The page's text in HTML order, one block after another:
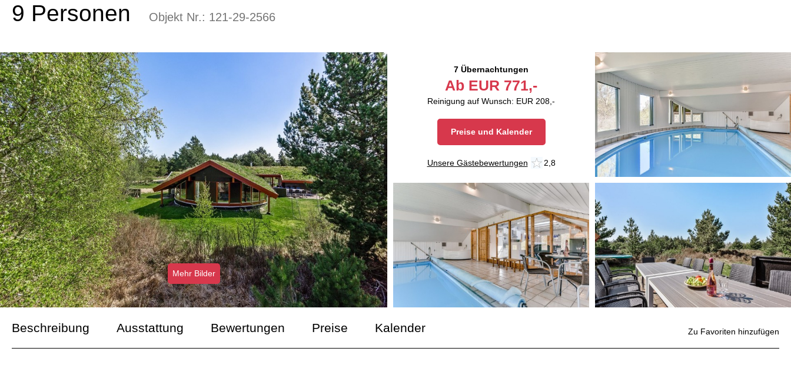
9 Personen Objekt Nr.: 121-29-2566
Mehr Bilder
7 Übernachtungen
Ab EUR 771,-
Reinigung auf Wunsch: EUR 208,-
Preise und Kalender
Unsere Gästebewertungen 2,8
Beschreibung Ausstattung Bewertungen Preise Kalender Zu Favoriten hinzufügen